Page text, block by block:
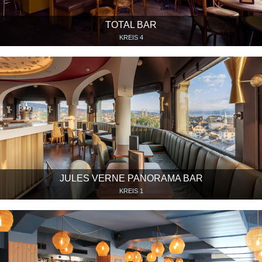
TOTAL BAR
KREIS 4
JULES VERNE PANORAMA BAR
KREIS 1